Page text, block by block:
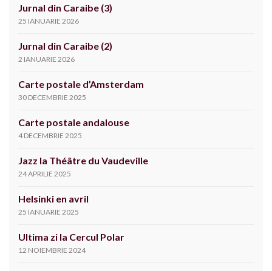
Jurnal din Caraibe (3)
25 IANUARIE 2026
Jurnal din Caraibe (2)
2 IANUARIE 2026
Carte postale d’Amsterdam
30 DECEMBRIE 2025
Carte postale andalouse
4 DECEMBRIE 2025
Jazz la Théâtre du Vaudeville
24 APRILIE 2025
Helsinki en avril
25 IANUARIE 2025
Ultima zi la Cercul Polar
12 NOIEMBRIE 2024